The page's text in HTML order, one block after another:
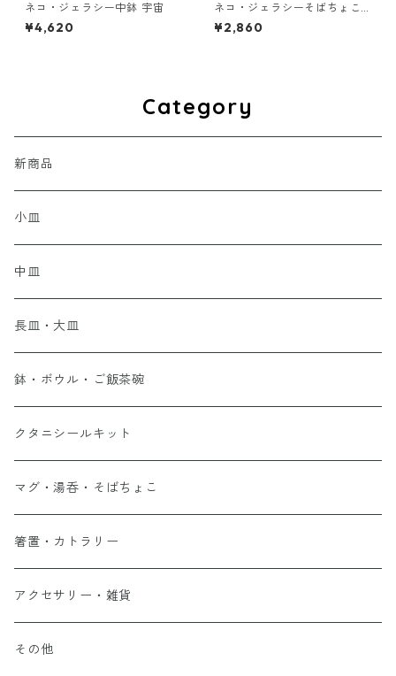
ネコ・ジェラシー中鉢 宇宙
¥4,620
ネコ・ジェラシーそばちょこ
くろねこ
¥2,860
Category
新商品
小皿
中皿
長皿・大皿
鉢・ボウル・ご飯茶碗
クタニシールキット
マグ・湯呑・そばちょこ
箸置・カトラリー
アクセサリー・雑貨
その他